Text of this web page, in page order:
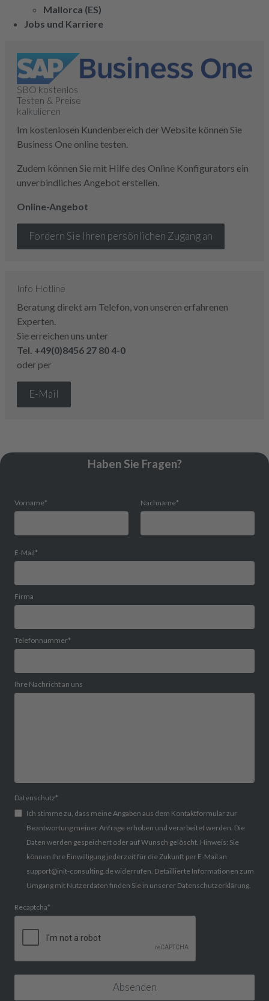
Mallorca (ES)
Jobs und Karriere
SBO kostenlos
Testen & Preise
kalkulieren
Im kostenlosen Kundenbereich der Website können Sie
Business One online testen.
Zudem können Sie mit Hilfe des Online Konfigurators ein
unverbindliches Angebot erstellen.
Online-Angebot
Fordern Sie Ihren persönlichen Zugang an
Info Hotline
Beratung direkt am Telefon, von unseren erfahrenen
Experten.
Sie erreichen uns unter
Tel. +49(0)8456 27 80 4-0
oder per
E-Mail
Haben Sie Fragen?
Vorname* Nachname*
E-Mail*
Firma
Telefonnummer*
Ihre Nachricht an uns
Datenschutz*
Ich stimme zu, dass meine Angaben aus dem Kontaktformular zur
Beantwortung meiner Anfrage erhoben und verarbeitet werden. Die
Daten werden gespeichert oder auf Wunsch gelöscht. Hinweis: Sie
können Ihre Einwilligung jederzeit für die Zukunft per E-Mail an
support@init-consulting.de widerrufen. Detaillierte Informationen zum
Umgang mit Nutzerdaten finden Sie in unserer Datenschutzerklärung.
Recaptcha*